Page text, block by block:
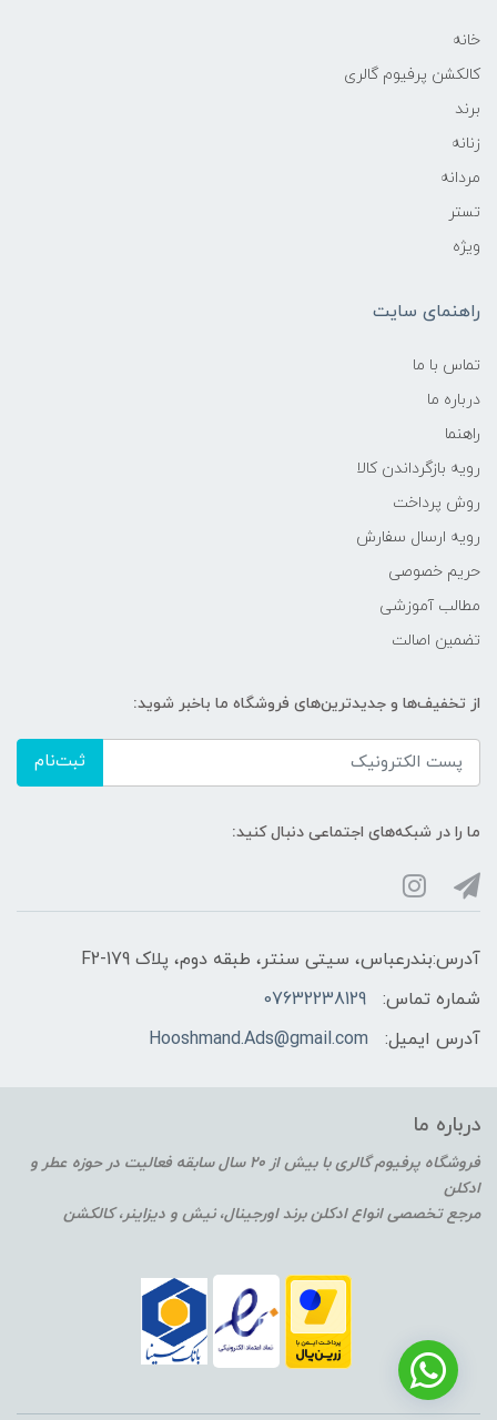
خانه
کالکشن پرفیوم گالری
برند
زنانه
مردانه
تستر
ویژه
راهنمای سایت
تماس با ما
درباره ما
راهنما
رویه‌ بازگرداندن کالا
روش پرداخت
رویه ارسال سفارش
حریم خصوصی
مطالب آموزشی
تضمین اصالت
از تخفیف‌ها و جدیدترین‌های فروشگاه ما باخبر شوید:
ثبت‌نام
ما را در شبکه‌های اجتماعی دنبال کنید:
آدرس:بندرعباس، سیتی سنتر، طبقه دوم، پلاک F2-179
شماره تماس:
07632238129
آدرس ایمیل:
Hooshmand.Ads@gmail.com
درباره ما
فروشگاه پرفیوم گالری با بیش از 20 سال سابقه فعالیت در حوزه عطر و
ادکلن
مرجع تخصصی انواع ادکلن برند اورجینال، نیش و دیزاینر، کالکشن